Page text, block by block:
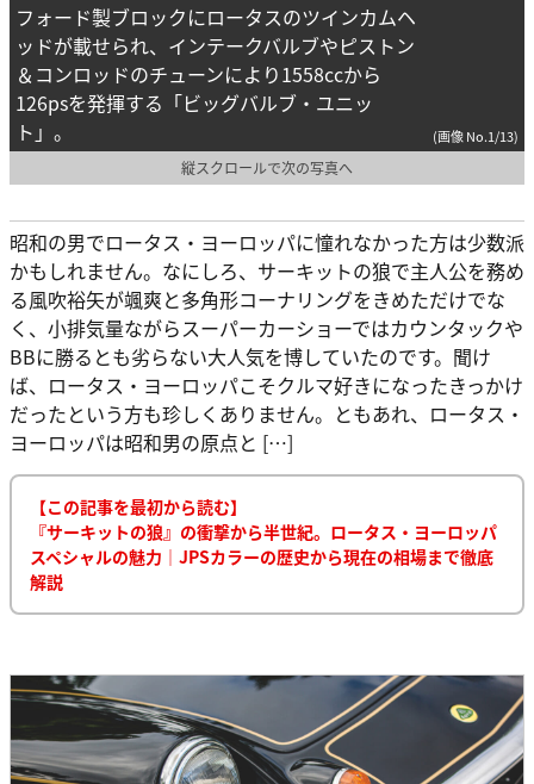
フォード製ブロックにロータスのツインカムヘ
ッドが載せられ、インテークバルブやピストン
＆コンロッドのチューンにより1558ccから
126psを発揮する「ビッグバルブ・ユニッ
ト」。
(画像 No.1/13)
縦スクロールで次の写真へ
昭和の男でロータス・ヨーロッパに憧れなかった方は少数派
かもしれません。なにしろ、サーキットの狼で主人公を務め
る風吹裕矢が颯爽と多角形コーナリングをきめただけでな
く、小排気量ながらスーパーカーショーではカウンタックや
BBに勝るとも劣らない大人気を博していたのです。聞け
ば、ロータス・ヨーロッパこそクルマ好きになったきっかけ
だったという方も珍しくありません。ともあれ、ロータス・
ヨーロッパは昭和男の原点と […]
【この記事を最初から読む】
『サーキットの狼』の衝撃から半世紀。ロータス・ヨーロッパ
スペシャルの魅力｜JPSカラーの歴史から現在の相場まで徹底
解説